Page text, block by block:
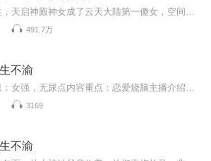
491.7万
不渝
3169
不渝